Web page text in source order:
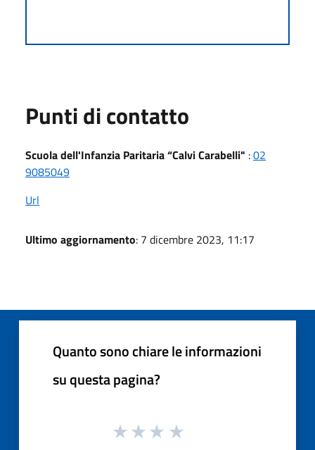
Punti di contatto
Scuola dell'Infanzia Paritaria “Calvi Carabelli" :02
9085049
Url
Ultimo aggiornamento: 7 dicembre 2023, 11:17
Quanto sono chiare le informazioni
su questa pagina?